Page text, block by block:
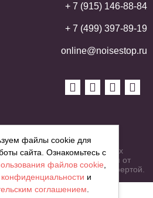
+ 7 (915) 146-88-84
+ 7 (499) 397-89-19
online@noisestop.ru
на сайте приведена в целях
цвета могут отличаться от
и не являются публичной офертой.
файлы cookie для
сайта. Ознакомьтесь с
файлов cookie
конфиденциальности и
соглашением